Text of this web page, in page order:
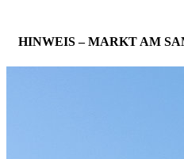
HINWEIS – MARKT AM